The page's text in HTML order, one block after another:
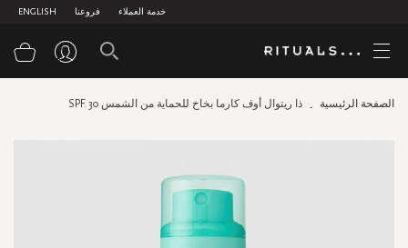
ENGLISH فروعنا خدمة العملاء
الصفحة الرئيسية ذا ريتوال أوف كارما بخاخ للحماية من الشمس 30 SPF